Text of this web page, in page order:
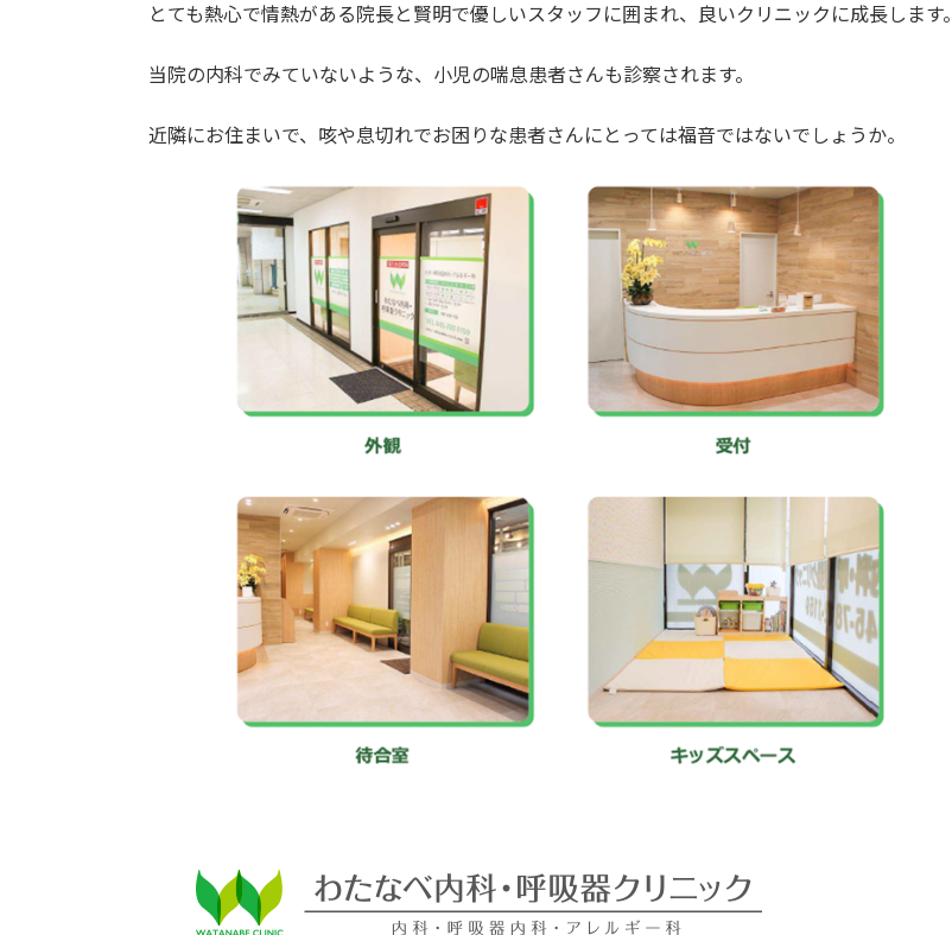
とても熱心で情熱がある院長と賢明で優しいスタッフに囲まれ、良いクリニックに成長します。
当院の内科でみていないような、小児の喘息患者さんも診察されます。
近隣にお住まいで、咳や息切れでお困りな患者さんにとっては福音ではないでしょうか。